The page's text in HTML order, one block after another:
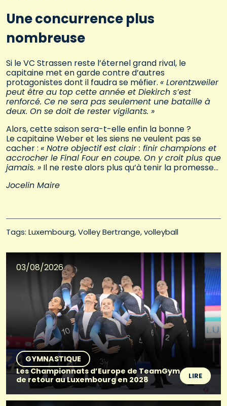
Une concurrence plus
nombreuse
Si le VC Strassen reste l’éternel grand rival, le
capitaine met en garde contre d’autres
protagonistes dont il faudra se méfier. « Lorentzweiler
peut être au top cette année et Diekirch s’est
renforcé. Ce ne sera pas seulement une bataille à
deux. On se doit de rester vigilants. »
Alors, cette saison sera-t-elle enfin la bonne ?
Le capitaine Weber et les siens ne veulent pas se
cacher : « Notre objectif est clair : finir champions et
accrocher le Final Four en coupe. On y croit plus que
jamais. » Il ne reste alors plus qu’à tenir la promesse…
Jocelin Maire
Tags: Luxembourg Volley Bertrange volleyball
03/08/2026
GYMNASTIQUE
Les Championnats d’Europe de TeamGym
de retour au Luxembourg en 2028
LIRE